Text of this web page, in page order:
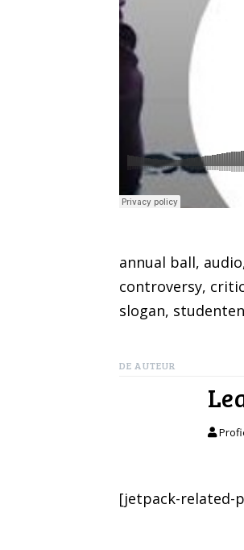
annual ball, audio
controversy,
slogan,
DE AUTEUR
[jetpack-related-